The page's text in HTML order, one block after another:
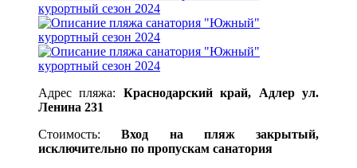
Адрес пляжа: Краснодарский край, Адлер ул.
Ленина 231
Стоимость:Вход на пляж закрытый,
исключительно по пропускам санатория